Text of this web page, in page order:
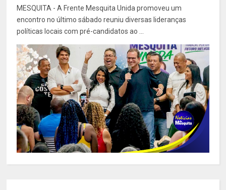
MESQUITA - A Frente Mesquita Unida promoveu um
encontro no último sábado reuniu diversas lideranças
políticas locais com pré-candidatos ao ...